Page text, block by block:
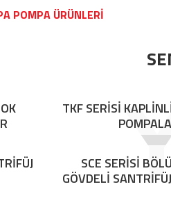
POMPA ÜRÜNLERİ
TKF SERİSİ
SCE SERİSİ
GÖVDELİ